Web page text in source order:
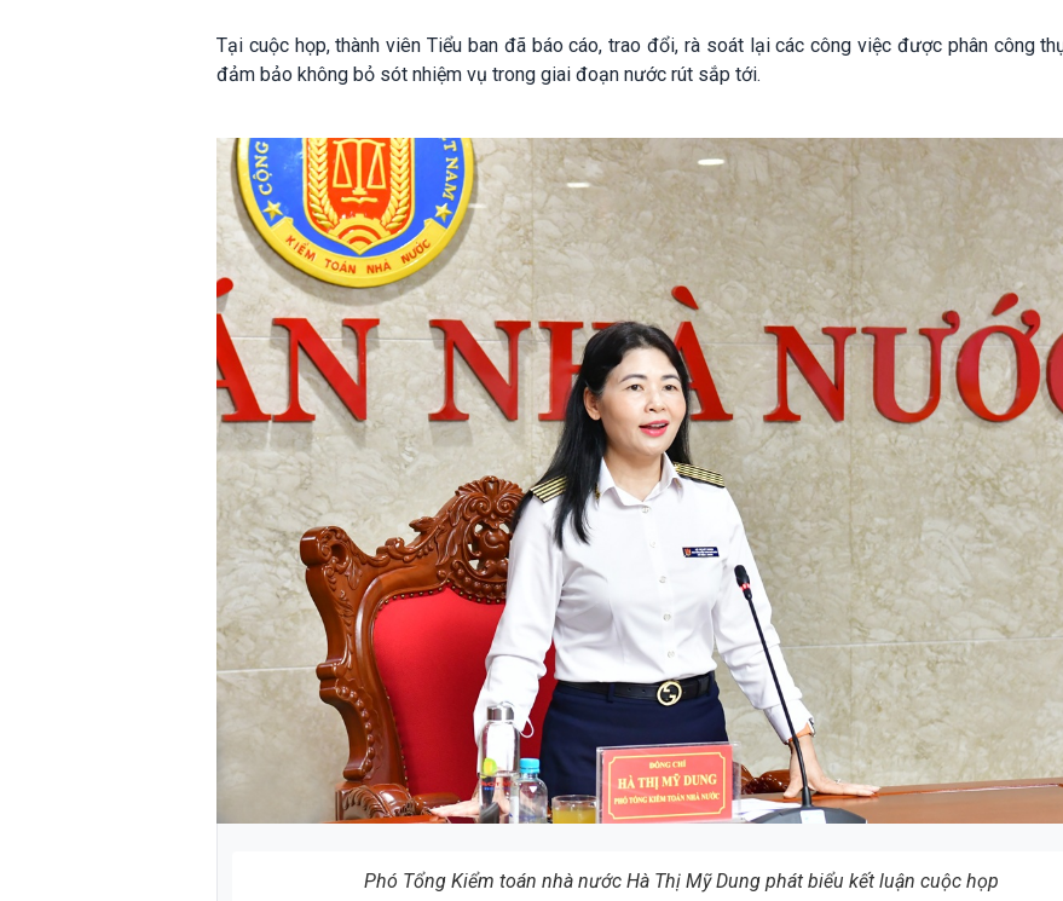
Tại cuộc họp, thành viên Tiểu ban đã báo cáo, trao đổi, rà soát lại các công việc được phân công
đảm bảo không bỏ sót nhiệm vụ trong giai đoạn nước rút sắp tới.
Phó Tổng Kiểm toán nhà nước Hà Thị Mỹ Dung phát biểu kết luận cuộc họp